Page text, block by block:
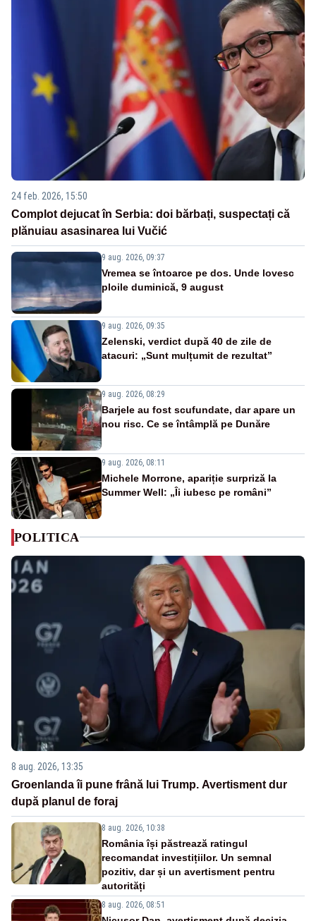
24 feb. 2026, 15:50
Complot dejucat în Serbia: doi bărbați, suspectați că
plănuiau asasinarea lui Vučić
9 aug. 2026, 09:37
Vremea se întoarce pe dos. Unde lovesc
ploile duminică, 9 august
9 aug. 2026, 09:35
Zelenski, verdict după 40 de zile de
atacuri: „Sunt mulțumit de rezultat”
9 aug. 2026, 08:29
Barjele au fost scufundate, dar apare un
nou risc. Ce se întâmplă pe Dunăre
9 aug. 2026, 08:11
Michele Morrone, apariție surpriză la
Summer Well: „Îi iubesc pe români”
POLITICA
8 aug. 2026, 13:35
Groenlanda îi pune frână lui Trump. Avertisment dur
după planul de foraj
8 aug. 2026, 10:38
România își păstrează ratingul
recomandat investițiilor. Un semnal
pozitiv, dar și un avertisment pentru
autorități
8 aug. 2026, 08:51